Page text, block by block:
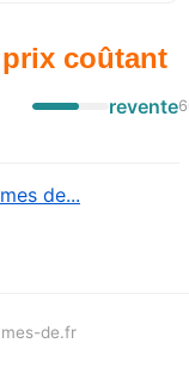
prix coûtant
revente
de...
de.fr